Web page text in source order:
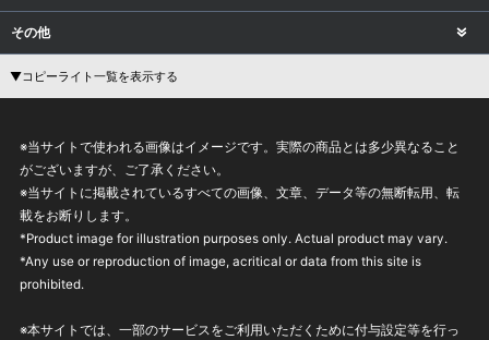
その他
▼コピーライト一覧を表示する
※当サイトで使われる画像はイメージです。実際の商品とは多少異なること
がございますが、ご了承ください。
※当サイトに掲載されているすべての画像、文章、データ等の無断転用、転
載をお断りします。
*Product image for illustration purposes only. Actual product may vary.
*Any use or reproduction of image, acritical or data from this site is
prohibited.
※本サイトでは、一部のサービスをご利用いただくために付与設定等を行っ